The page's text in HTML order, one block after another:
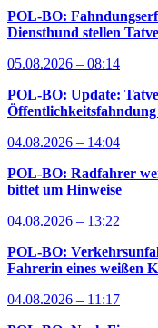
POL-BO:
Diensthund stellen
05.08.2026 – 08:14
POL-BO: Update:
04.08.2026 – 14:04
POL-BO: Radfahrer
bittet um Hinweise
04.08.2026 – 13:22
POL-BO:
Fahrerin eines weißen
04.08.2026 – 11:17